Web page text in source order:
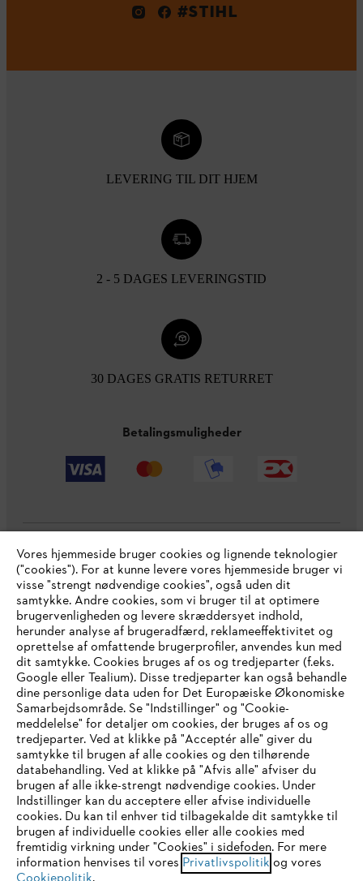
#STIHL
LEVERING TIL DIT HJEM
2 - 5 DAGES LEVERINGSTID
30 DAGES GRATIS RETURRET
Betalingsmuligheder
Virksomheden
STIHL FAQ
Service
Generelle vilkår og betingelser Privatlivspolitik
Juridisk meddelelse Cookies
Juridisk information
IHR BROWSER WIRD NICHT
UNTERSTÜTZT
Sie nutzen einen Browser, den wir noch nicht unterstützen. Für
eine optimale Nutzung unserer Seite empfehlen wir Ihnen, zu
einem der folgenden Browser zu wechseln:
Vores hjemmeside bruger cookies og lignende teknologier
("cookies"). For at kunne levere vores hjemmeside bruger vi
visse "strengt nødvendige cookies", også uden dit
samtykke. Andre cookies, som vi bruger til at optimere
brugervenligheden og levere skræddersyet indhold,
herunder analyse af brugeradfærd, reklameeffektivitet og
oprettelse af omfattende brugerprofiler, anvendes kun med
dit samtykke. Cookies bruges af os og tredjeparter (f.eks.
Google eller Tealium). Disse tredjeparter kan også behandle
dine personlige data uden for Det Europæiske Økonomiske
Samarbejdsområde. Se "Indstillinger" og "Cookie-
meddelelse" for detaljer om cookies, der bruges af os og
tredjeparter. Ved at klikke på "Acceptér alle" giver du
samtykke til brugen af alle cookies og den tilhørende
databehandling. Ved at klikke på "Afvis alle" afviser du
brugen af alle ikke-strengt nødvendige cookies. Under
Indstillinger kan du acceptere eller afvise individuelle
cookies. Du kan til enhver tid tilbagekalde dit samtykke til
brugen af individuelle cookies eller alle cookies med
fremtidig virkning under "Cookies" i sidefoden. For mere
information henvises til vores Privatlivspolitik og vores